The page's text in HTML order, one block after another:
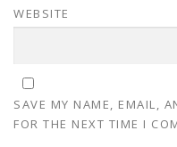
WEBSITE
SAVE MY NAME, EMAIL,
FOR THE NEXT TIME I